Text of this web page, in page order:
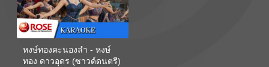
หงษ์ทองคะนองลำ - หงษ์
ทอง ดาวอุดร (ซาวด์ดนตรี)